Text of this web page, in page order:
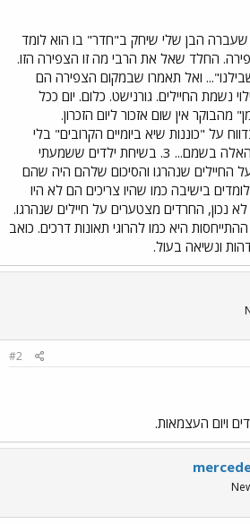
1. בשנה שעברה הבן שלי שיחק ב"חדר" בו הוא לומד
החלד שאל את הרבי מה זו הצפירה הזו.
ואל תאמרו שבמקום הצפירה הם
נשמת החיילים. גורנישט. כלום. יום ככל
נאמן" מהבוקר אין שום אזכור ליום הזכרון.
על "כוננות שיא ביומיים הקרובים" בלי
להזכיר חלילה את הימים האלה בשמם... 3. בשיחת ילדים ששמעתי
החיילים שנהרגו והסיכום שלהם היה שהם
בישיבה כמו שהיו צריכים הם לא היו
נכון, החרדים מצטערים על חיילים שנהרגו.
היא כמו להרוגי תאונות דרכים. כואב
ונשיאה בעול.
#2
ויום העצמאות.